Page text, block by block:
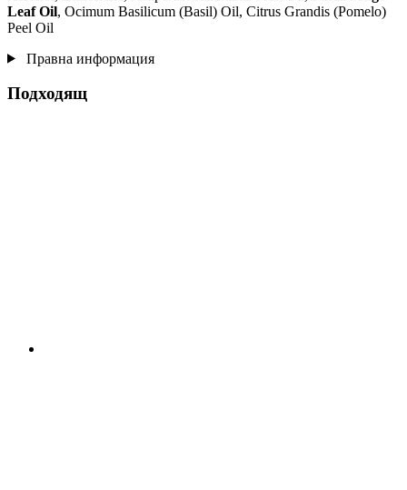
Leaf Oil, Ocimum Basilicum (Basil) Oil, Citrus Grandis (Pomelo)
Peel Oil
Правна информация
Подходящ